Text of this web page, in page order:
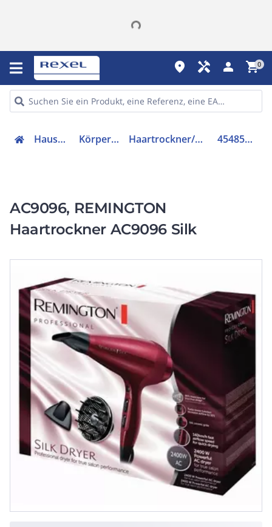
place handyman person shopping_cart0
Hausgeräte Körperpflege Haartrockner/Haarstyler 45485560100
AC9096, REMINGTON
Haartrockner AC9096 Silk